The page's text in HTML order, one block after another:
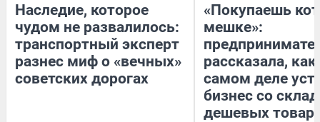
Наследие, которое
чудом не развалилось:
транспортный эксперт
разнес миф о «вечных»
советских дорогах
«Покупаешь
мешке»:
рассказала, как
самом деле
бизнес со
дешевых